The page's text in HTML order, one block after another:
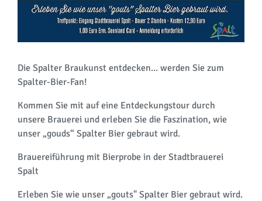
Die Spalter Braukunst entdecken... werden Sie zum
Spalter-Bier-Fan!
Kommen Sie mit auf eine Entdeckungstour durch
unsere Brauerei und erleben Sie die Faszination, wie
unser „gouds“ Spalter Bier gebraut wird.
Brauereiführung mit Bierprobe in der Stadtbrauerei
Spalt
Erleben Sie wie unser „gouts" Spalter Bier gebraut wird.